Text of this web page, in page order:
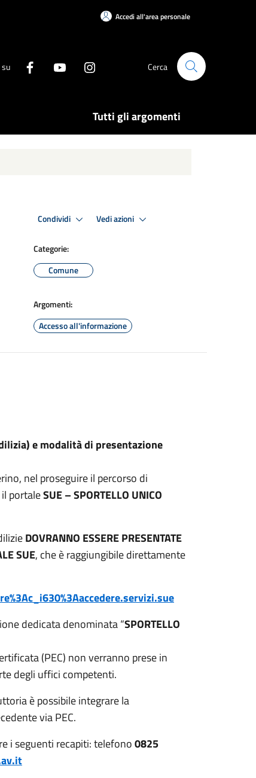
Accedi all'area personale
su Cerca
Tutti gli argomenti
Condividi Vedi azioni
Categorie:
Comune
Argomenti:
Accesso all'informazione
e modalità di presentazione
nel proseguire il percorso di
portaleSUE – SPORTELLO UNICO
DOVRANNO ESSERE PRESENTATE
SUE, che è raggiungibile direttamente
dedicata denominata “SPORTELLO
(PEC) non verranno prese in
degli uffici competenti.
è possibile integrare la
via PEC.
i seguenti recapiti: telefono0825